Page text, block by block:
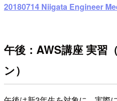
20180714 Niigata Engineer
午後：AWS講座 実習
ン）